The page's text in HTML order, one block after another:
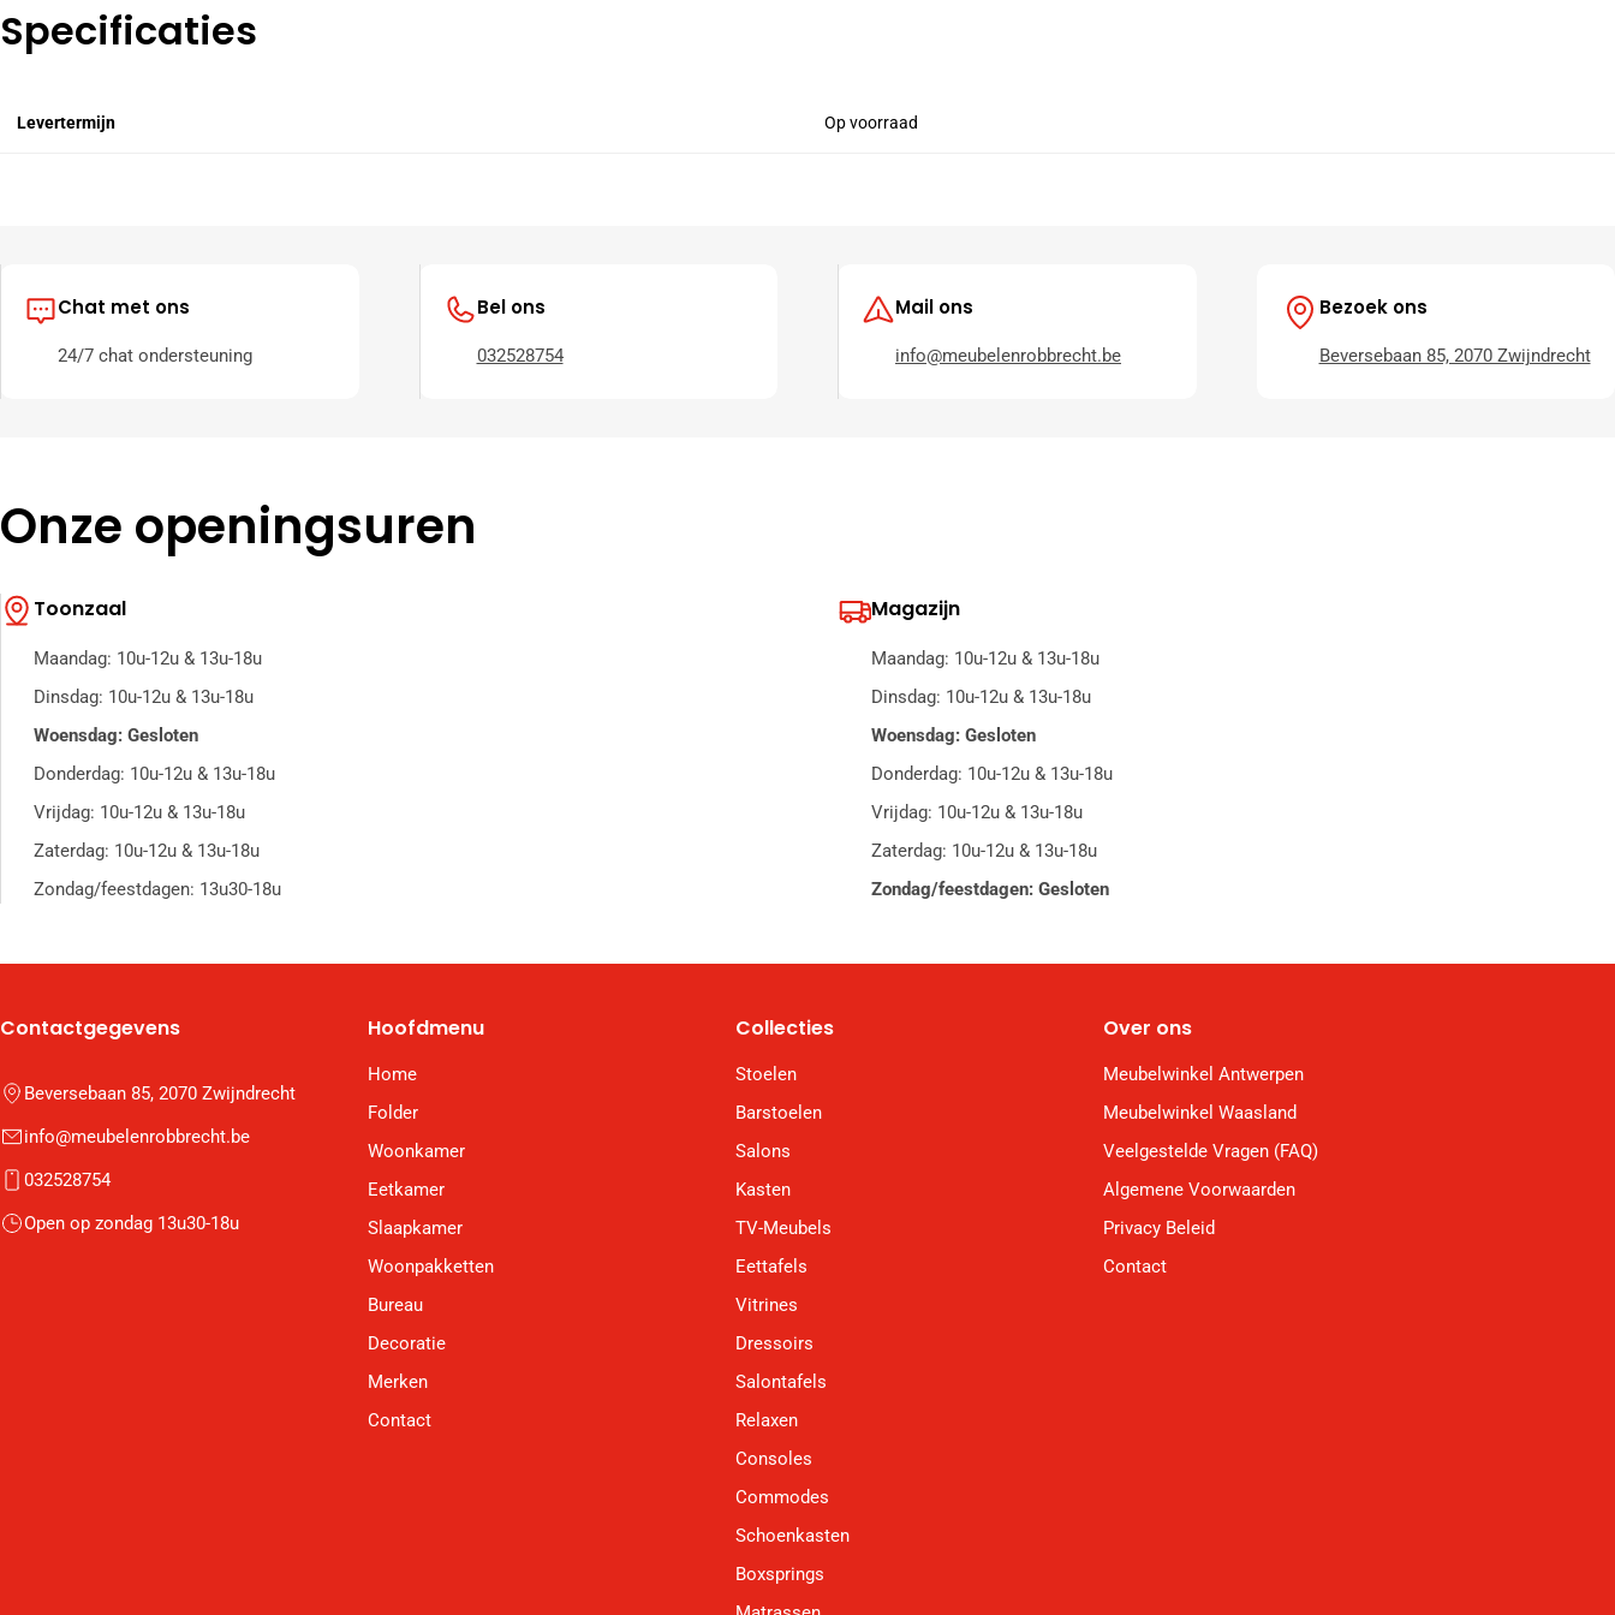
Specificaties
Levertermijn Op voorraad
Chat met ons
24/7 chat ondersteuning
Bel ons
032528754
Mail ons
info@meubelenrobbrecht.be
Bezoek ons
Beversebaan 85, 2070 Zwijndrecht
Onze openingsuren
Toonzaal
Maandag: 10u-12u & 13u-18u
Dinsdag: 10u-12u & 13u-18u
Woensdag: Gesloten
Donderdag: 10u-12u & 13u-18u
Vrijdag: 10u-12u & 13u-18u
Zaterdag: 10u-12u & 13u-18u
Zondag/feestdagen: 13u30-18u
Magazijn
Maandag: 10u-12u & 13u-18u
Dinsdag: 10u-12u & 13u-18u
Woensdag: Gesloten
Donderdag: 10u-12u & 13u-18u
Vrijdag: 10u-12u & 13u-18u
Zaterdag: 10u-12u & 13u-18u
Zondag/feestdagen: Gesloten
Contactgegevens
Beversebaan 85, 2070 Zwijndrecht
info@meubelenrobbrecht.be
032528754
Open op zondag 13u30-18u
Hoofdmenu
Home
Folder
Woonkamer
Eetkamer
Slaapkamer
Woonpakketten
Bureau
Decoratie
Merken
Contact
Collecties
Stoelen
Barstoelen
Salons
Kasten
TV-Meubels
Eettafels
Vitrines
Dressoirs
Salontafels
Relaxen
Consoles
Commodes
Schoenkasten
Boxsprings
Over ons
Meubelwinkel Antwerpen
Meubelwinkel Waasland
Veelgestelde Vragen (FAQ)
Algemene Voorwaarden
Privacy Beleid
Contact